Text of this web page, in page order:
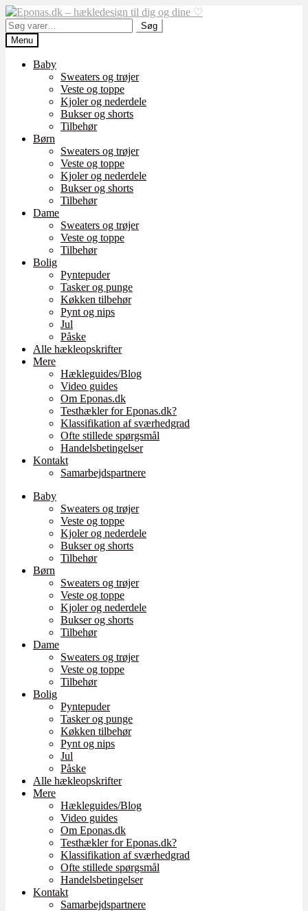
Spring
til
navigation
Spring
til
indhold
Søg
efter:
Søg
Menu
Baby
Sweaters og trøjer
Veste og toppe
Kjoler og nederdele
Bukser og shorts
Tilbehør
Børn
Sweaters og trøjer
Veste og toppe
Kjoler og nederdele
Bukser og shorts
Tilbehør
Dame
Sweaters og trøjer
Veste og toppe
Tilbehør
Bolig
Pyntepuder
Tasker og punge
Køkken tilbehør
Pynt og nips
Jul
Påske
Alle hækleopskrifter
Mere
Hækleguides/Blog
Video guides
Om Eponas.dk
Testhækler for Eponas.dk?
Klassifikation af sværhedgrad
Ofte stillede spørgsmål
Handelsbetingelser
Kontakt
Samarbejdspartnere
Baby
Sweaters og trøjer
Veste og toppe
Kjoler og nederdele
Bukser og shorts
Tilbehør
Børn
Sweaters og trøjer
Veste og toppe
Kjoler og nederdele
Bukser og shorts
Tilbehør
Dame
Sweaters og trøjer
Veste og toppe
Tilbehør
Bolig
Pyntepuder
Tasker og punge
Køkken tilbehør
Pynt og nips
Jul
Påske
Alle hækleopskrifter
Mere
Hækleguides/Blog
Video guides
Om Eponas.dk
Testhækler for Eponas.dk?
Klassifikation af sværhedgrad
Ofte stillede spørgsmål
Handelsbetingelser
Kontakt
Samarbejdspartnere